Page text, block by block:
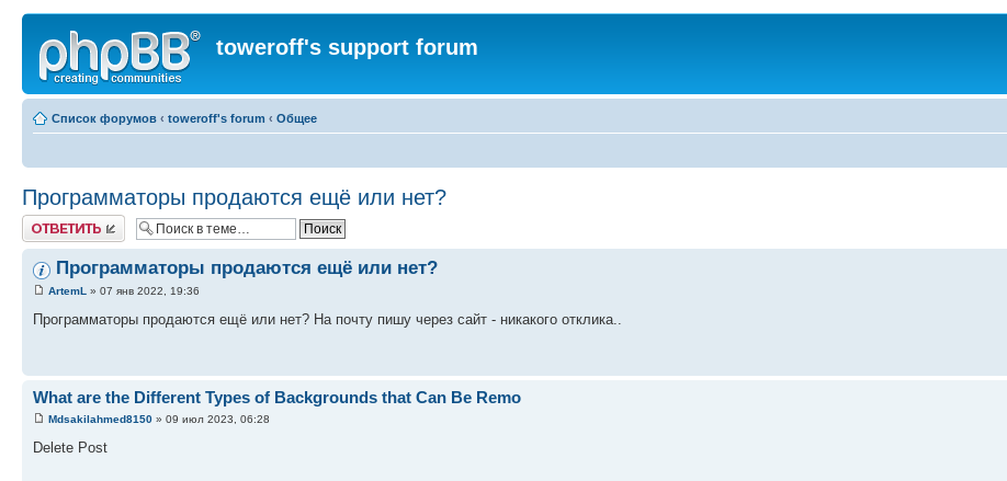
toweroff's support forum
Список форумов ‹ toweroff's forum ‹ Общее
Программаторы продаются ещё или нет?
Ответить
Программаторы продаются ещё или нет?
ArtemL » 07 янв 2022, 19:36
Программаторы продаются ещё или нет? На почту пишу через сайт - никакого отклика..
What are the Different Types of Backgrounds that Can Be Remo
Mdsakilahmed8150 » 09 июл 2023, 06:28
Delete Post